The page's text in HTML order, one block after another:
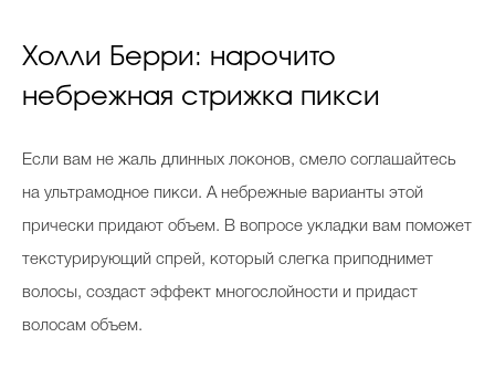
Холли Берри: нарочито
небрежная стрижка пикси
Если вам не жаль длинных локонов, смело соглашайтесь
на ультрамодное пикси. А небрежные варианты этой
прически придают объем. В вопросе укладки вам поможет
текстурирующий спрей, который слегка приподнимет
волосы, создаст эффект многослойности и придаст
волосам объем.